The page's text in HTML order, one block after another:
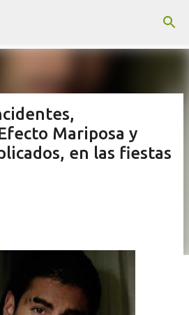
Mariposa y
en las fiestas